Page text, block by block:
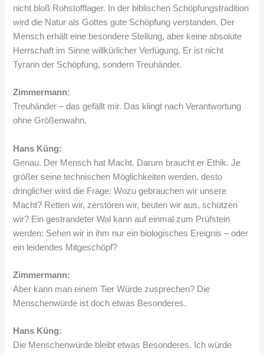
nicht bloß Rohstofflager. In der biblischen Schöpfungstradition
wird die Natur als Gottes gute Schöpfung verstanden. Der
Mensch erhält eine besondere Stellung, aber keine absolute
Herrschaft im Sinne willkürlicher Verfügung. Er ist nicht
Tyrann der Schöpfung, sondern Treuhänder.
Zimmermann:
Treuhänder – das gefällt mir. Das klingt nach Verantwortung
ohne Größenwahn.
Hans Küng:
Genau. Der Mensch hat Macht. Darum braucht er Ethik. Je
größer seine technischen Möglichkeiten werden, desto
dringlicher wird die Frage: Wozu gebrauchen wir unsere
Macht? Retten wir, zerstören wir, beuten wir aus, schützen
wir? Ein gestrandeter Wal kann auf einmal zum Prüfstein
werden: Sehen wir in ihm nur ein biologisches Ereignis – oder
ein leidendes Mitgeschöpf?
Zimmermann:
Aber kann man einem Tier Würde zusprechen? Die
Menschenwürde ist doch etwas Besonderes.
Hans Küng:
Die Menschenwürde bleibt etwas Besonderes. Ich würde